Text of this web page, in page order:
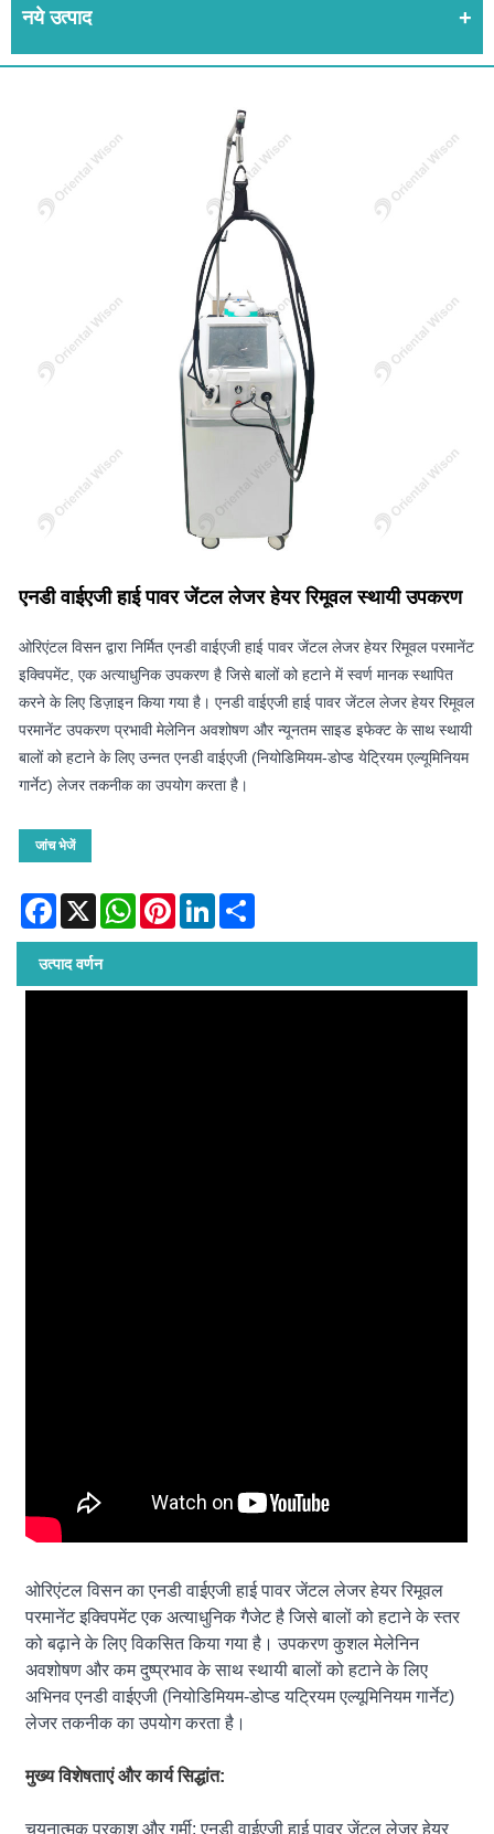
नये उत्पाद
एनडी वाईएजी हाई पावर जेंटल लेजर हेयर रिमूवल स्थायी उपकरण
ओरिएंटल विसन द्वारा निर्मित एनडी वाईएजी हाई पावर जेंटल लेजर हेयर रिमूवल परमानेंट
इक्विपमेंट, एक अत्याधुनिक उपकरण है जिसे बालों को हटाने में स्वर्ण मानक स्थापित
करने के लिए डिज़ाइन किया गया है। एनडी वाईएजी हाई पावर जेंटल लेजर हेयर रिमूवल
परमानेंट उपकरण प्रभावी मेलेनिन अवशोषण और न्यूनतम साइड इफेक्ट के साथ स्थायी
बालों को हटाने के लिए उन्नत एनडी वाईएजी (नियोडिमियम-डोप्ड येट्रियम एल्यूमिनियम
गार्नेट) लेजर तकनीक का उपयोग करता है।
जांच भेजें
Facebook
X WhatsAppPinterestLinkedIn
उत्पाद वर्णन
ओरिएंटल विसन का एनडी वाईएजी हाई पावर जेंटल लेजर हेयर रिमूवल
परमानेंट इक्विपमेंट एक अत्याधुनिक गैजेट है जिसे बालों को हटाने के स्तर
को बढ़ाने के लिए विकसित किया गया है। उपकरण कुशल मेलेनिन
अवशोषण और कम दुष्प्रभाव के साथ स्थायी बालों को हटाने के लिए
अभिनव एनडी वाईएजी (नियोडिमियम-डोप्ड यट्रियम एल्यूमिनियम गार्नेट)
लेजर तकनीक का उपयोग करता है।
मुख्य विशेषताएं और कार्य सिद्धांत:
चयनात्मक प्रकाश और गर्मी: एनडी वाईएजी हाई पावर जेंटल लेजर हेयर